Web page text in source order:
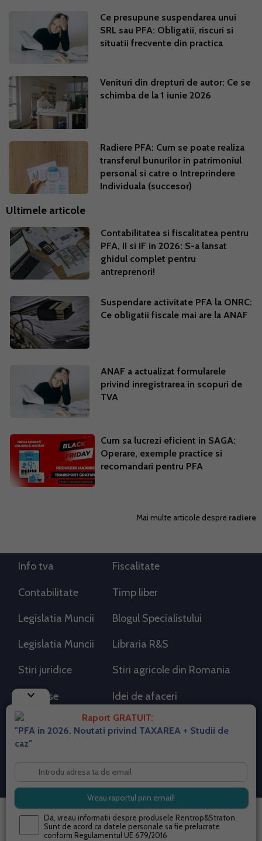
Ce presupune suspendarea unui
SRL sau PFA: Obligatii, riscuri si
situatii frecvente din practica
Venituri din drepturi de autor: Ce se
schimba de la 1 iunie 2026
Radiere PFA: Cum se poate realiza
transferul bunurilor in patrimoniul
personal si catre o Intreprindere
Individuala (succesor)
Ultimele articole
Contabilitatea si fiscalitatea pentru
PFA, II si IF in 2026: S-a lansat
ghidul complet pentru
antreprenori!
Suspendare activitate PFA la ONRC:
Ce obligatii fiscale mai are la ANAF
ANAF a actualizat formularele
privind inregistrarea in scopuri de
TVA
Cum sa lucrezi eficient in SAGA:
Operare, exemple practice si
recomandari pentru PFA
Mai multe articole despre radiere
keyboard_arrow_down
Raport GRATUIT:
"PFA in 2026. Noutati privind TAXAREA + Studii de
caz"
Da, vreau informatii despre produsele Rentrop&Straton.
Sunt de acord ca datele personale sa fie prelucrate
conform Regulamentul UE 679/2016
Info tva Fiscalitate
Contabilitate Timp liber
Legislatia Muncii Blogul Specialistului
Legislatia Muncii Libraria R&S
Stiri juridice Stiri agricole din Romania
AdSense Idei de afaceri
RSS Flux RSS 2.0
Despre cookies
Termeni si conditii
Contact
© 2026 portalpfa.ro. Toate drepturile rezervate.